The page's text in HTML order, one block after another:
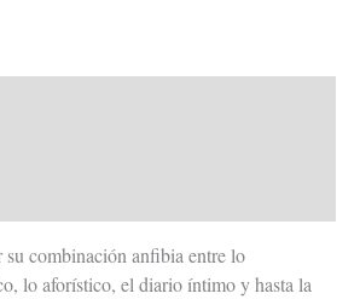
su combinación anfibia entre lo
lo aforístico, el diario íntimo y hasta la